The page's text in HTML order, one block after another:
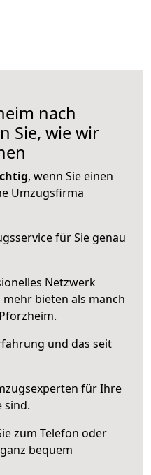
nach
Sie, wie wir
, wenn Sie einen
Umzugsfirma
für Sie genau
Netzwerk
bieten als manch
und das seit
für Ihre
sind.
zum Telefon oder
bequem